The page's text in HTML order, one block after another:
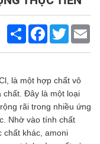
Share FacebookTwitter
là một hợp chất vô
chất. Đây là một loại
rãi trong nhiều ứng
Nhờ vào tính chất
chất khác, amoni